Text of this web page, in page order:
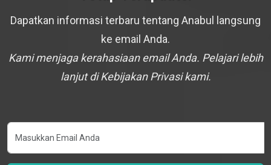
Dapatkan informasi terbaru tentang Anabul langsung
ke email Anda.
Kami menjaga kerahasiaan email Anda. Pelajari lebih
lanjut di Kebijakan Privasi kami.